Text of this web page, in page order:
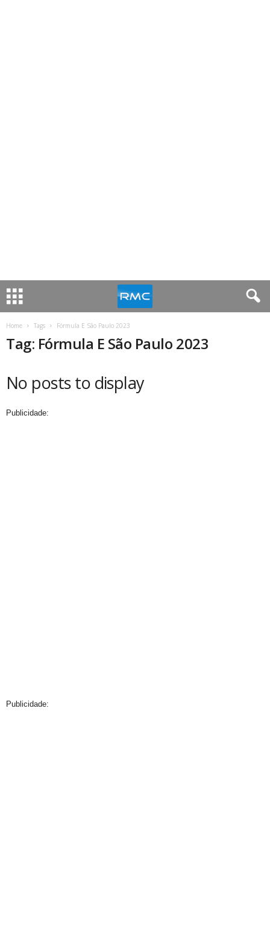
Home Tags Fórmula E São Paulo 2023
Tag: Fórmula E São Paulo 2023
No posts to display
Publicidade:
Publicidade: